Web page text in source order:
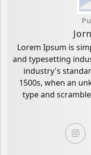
Lorem Ipsum is
and typesetting
industry's
1500s, when an
type and